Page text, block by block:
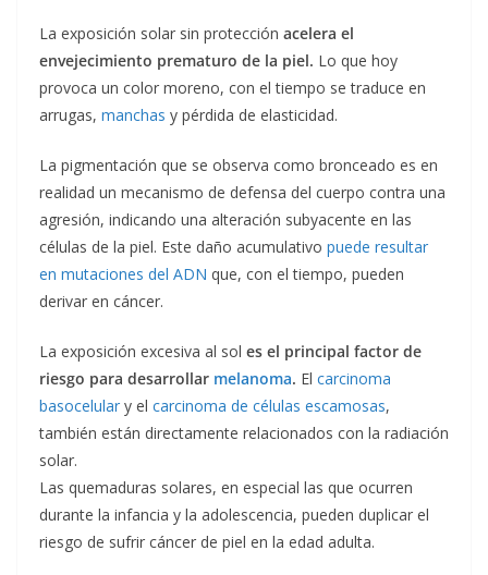
La exposición solar sin protección acelera el
envejecimiento prematuro de la piel. Lo que hoy
provoca un color moreno, con el tiempo se traduce en
arrugas, manchas y pérdida de elasticidad.
La pigmentación que se observa como bronceado es en
realidad un mecanismo de defensa del cuerpo contra una
agresión, indicando una alteración subyacente en las
células de la piel. Este daño acumulativo puede resultar
en mutaciones del ADN que, con el tiempo, pueden
derivar en cáncer.
La exposición excesiva al sol es el principal factor de
riesgo para desarrollar melanoma. El carcinoma
basocelular y el carcinoma de células escamosas,
también están directamente relacionados con la radiación
solar.
Las quemaduras solares, en especial las que ocurren
durante la infancia y la adolescencia, pueden duplicar el
riesgo de sufrir cáncer de piel en la edad adulta.